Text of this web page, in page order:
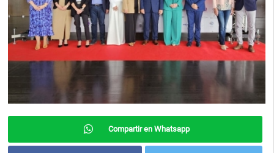
Compartir en Whatsapp